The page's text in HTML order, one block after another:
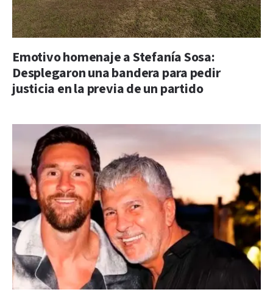
Emotivo homenaje a Stefanía Sosa:
Desplegaron una bandera para pedir
justicia en la previa de un partido